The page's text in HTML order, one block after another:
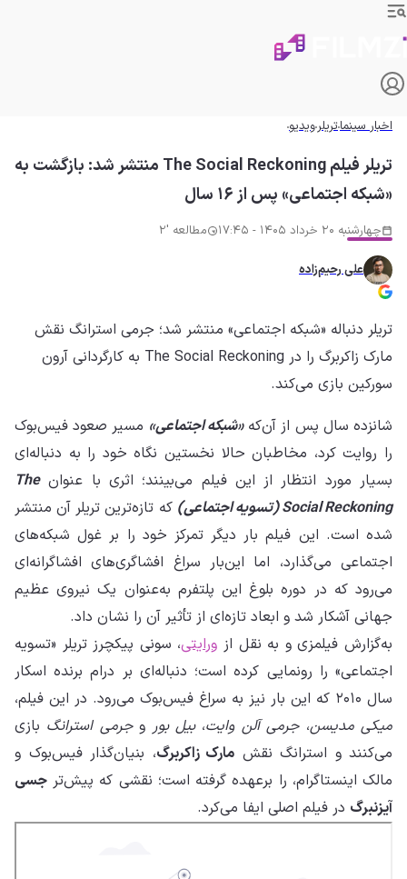
اخبار سینماتریلرویدیو
تریلر فیلم The Social Reckoning منتشر شد: بازگشت به
«شبکه اجتماعی» پس از ۱۶ سال
چهارشنبه 20 خرداد 1405 - 17:45 مطالعه '2
علی رحیم‌زاده
تریلر دنباله «شبکه اجتماعی» منتشر شد؛ جرمی استرانگ نقش
مارک زاکربرگ را در The Social Reckoning به کارگردانی آرون
سورکین بازی می‌کند.
شانزده سال پس از آن‌که«شبکه اجتماعی» مسیر صعود فیس‌بوک
را روایت کرد، مخاطبان حالا نخستین نگاه خود را به دنباله‌ای
بسیار مورد انتظار از این فیلم می‌بینند؛ اثری با عنوانThe
Social Reckoning (تسویه اجتماعی)
که تازه‌ترین تریلر آن منتشر
شده است. این فیلم بار دیگر تمرکز خود را بر غول شبکه‌های
اجتماعی می‌گذارد، اما این‌بار سراغ افشاگری‌های افشاگرانه‌ای
می‌رود که در دوره بلوغ این پلتفرم به‌عنوان یک نیروی عظیم
جهانی آشکار شد و ابعاد تازه‌ای از تأثیر آن را نشان داد.
به‌گزارش فیلمزی و به نقل از ورایتی، سونی پیکچرز تریلر «تسویه
اجتماعی» را رونمایی کرده است؛ دنباله‌ای بر درام برنده اسکار
سال ۲۰۱۰ که این بار نیز به سراغ فیس‌بوک می‌رود. در این فیلم،
میکی مدیسن،جرمی آلن وایت،بیل بور وجرمی استرانگ بازی
می‌کنند و استرانگ نقش مارک زاکربرگ، بنیان‌گذار فیس‌بوک و
مالک اینستاگرام، را برعهده گرفته است؛ نقشی که پیش‌تر جسی
آیزنبرگ در فیلم اصلی ایفا می‌کرد.